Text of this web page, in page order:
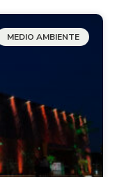
MEDIO AMBIENTE